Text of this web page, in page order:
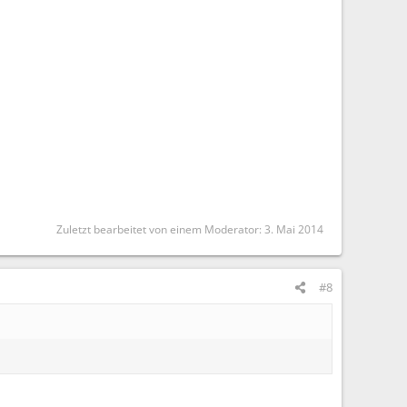
Zuletzt bearbeitet von einem Moderator: 3. Mai 2014
#8